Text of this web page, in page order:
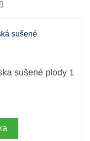
sušené plody 1